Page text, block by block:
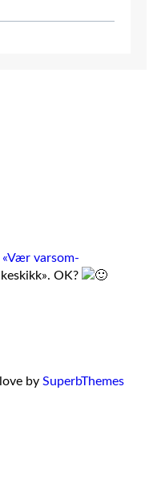
«Vær varsom-
OK?
by SuperbThemes